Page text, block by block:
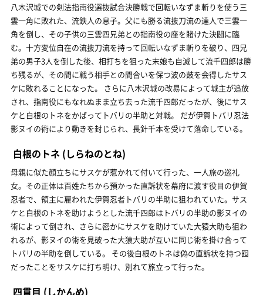
八木沢城での剣法指南役選抜試合決勝戦で回転いなずま斬りを使う三
雲一角に敗れた、流鉄人の息子。父にも勝る流抜刀流の達人で三雲一
角を倒し、その子供の三雲四兄弟との指南役の座を賭けた決闘に臨
む。十方変位自在の流抜刀流を持って回転いなずま斬りを破り、四兄
弟の男子3人を倒した後、相打ちを狙った末娘も自滅して流千四郎は勝
ち残るが、その間に戦う相手との間合いを保つ波の鼓を会得したサス
ケに敗れることになった。 さらに八木沢城の改易によって城主が追放
され、指南役にもなれぬまま立ち去った流千四郎だったが、後にサス
ケと白根のトネをかばってトバリの半助と対戦。 だが伊賀トバリ忍法
影ヌイの術により動きを封じられ、長針千本を受けて落命している。
白根のトネ (しらねのとね)
母親に似た顔立ちにサスケが惹かれて付いて行った、一人旅の巡礼
女。その正体は百姓たちから預かった直訴状を幕府に渡す役目の伊賀
忍者で、領主に雇われた伊賀忍者トバリの半助に狙われていた。サス
ケと白根のトネを助けようとした流千四郎はトバリの半助の影ヌイの
術によって倒され、さらに密かにサスケを助けていた大猿大助も狙わ
れるが、影ヌイの術を見破った大猿大助が互いに同じ術を掛け合って
トバリの半助を倒している。 その後白根のトネは偽の直訴状を持つ囮
だったことをサスケに打ち明け、別れて旅立って行った。
四貫目 (しかんめ)